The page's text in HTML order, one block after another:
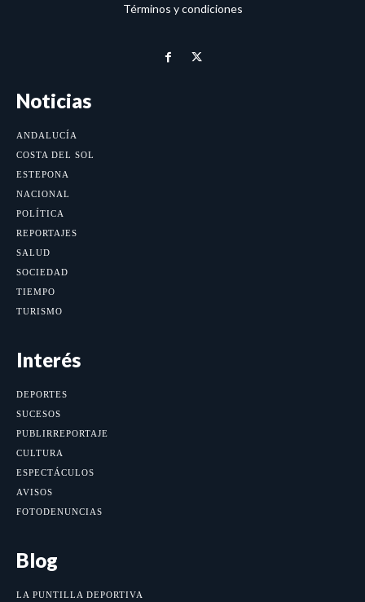
Términos y condiciones
Noticias
ANDALUCÍA
COSTA DEL SOL
ESTEPONA
NACIONAL
POLÍTICA
REPORTAJES
SALUD
SOCIEDAD
TIEMPO
TURISMO
Interés
DEPORTES
SUCESOS
PUBLIRREPORTAJE
CULTURA
ESPECTÁCULOS
AVISOS
FOTODENUNCIAS
Blog
LA PUNTILLA DEPORTIVA